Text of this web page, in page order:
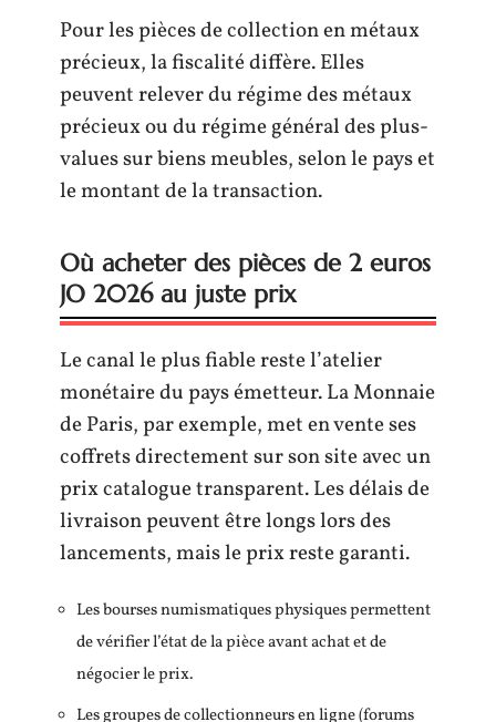
Pour les pièces de collection en métaux
précieux, la fiscalité diffère. Elles
peuvent relever du régime des métaux
précieux ou du régime général des plus-
values sur biens meubles, selon le pays et
le montant de la transaction.
Où acheter des pièces de 2 euros
JO 2026 au juste prix
Le canal le plus fiable reste l’atelier
monétaire du pays émetteur. La Monnaie
de Paris, par exemple, met en vente ses
coffrets directement sur son site avec un
prix catalogue transparent. Les délais de
livraison peuvent être longs lors des
lancements, mais le prix reste garanti.
Les bourses numismatiques physiques permettent
de vérifier l’état de la pièce avant achat et de
négocier le prix.
Les groupes de collectionneurs en ligne (forums